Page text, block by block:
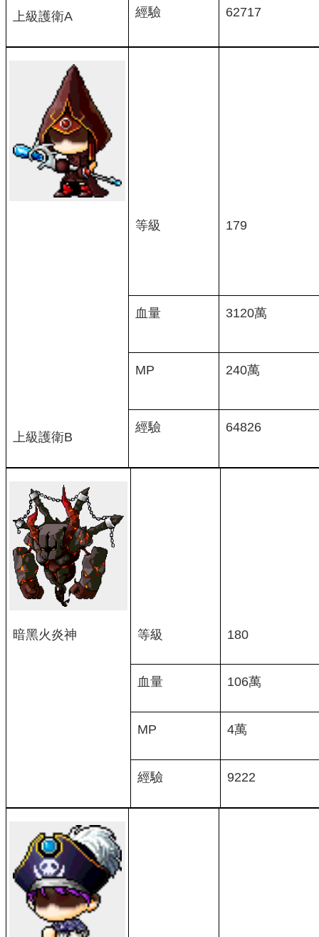
上級護衛A 經驗 62717
上級護衛B
等級 179
血量 3120萬
MP 240萬
經驗 64826
暗黑火炎神 等級 180
血量 106萬
MP 4萬
經驗 9222